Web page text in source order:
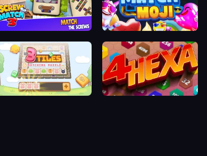
Screw Match Three Match Moji
3 Tiles 4Hexa